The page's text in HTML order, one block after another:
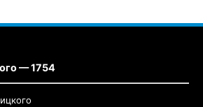
— 1754